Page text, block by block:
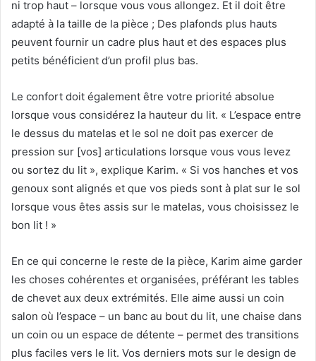
ni trop haut – lorsque vous vous allongez. Et il doit être
adapté à la taille de la pièce ; Des plafonds plus hauts
peuvent fournir un cadre plus haut et des espaces plus
petits bénéficient d’un profil plus bas.
Le confort doit également être votre priorité absolue
lorsque vous considérez la hauteur du lit. « L’espace entre
le dessus du matelas et le sol ne doit pas exercer de
pression sur [vos] articulations lorsque vous vous levez
ou sortez du lit », explique Karim. « Si vos hanches et vos
genoux sont alignés et que vos pieds sont à plat sur le sol
lorsque vous êtes assis sur le matelas, vous choisissez le
bon lit ! »
En ce qui concerne le reste de la pièce, Karim aime garder
les choses cohérentes et organisées, préférant les tables
de chevet aux deux extrémités. Elle aime aussi un coin
salon où l’espace – un banc au bout du lit, une chaise dans
un coin ou un espace de détente – permet des transitions
plus faciles vers le lit. Vos derniers mots sur le design de